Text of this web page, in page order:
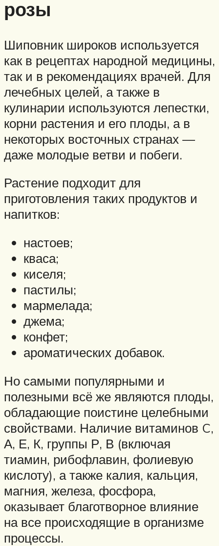
розы
Шиповник широков используется
как в рецептах народной медицины,
так и в рекомендациях врачей. Для
лечебных целей, а также в
кулинарии используются лепестки,
корни растения и его плоды, а в
некоторых восточных странах —
даже молодые ветви и побеги.
Растение подходит для
приготовления таких продуктов и
напитков:
настоев;
кваса;
киселя;
пастилы;
мармелада;
джема;
конфет;
ароматических добавок.
Но самыми популярными и
полезными всё же являются плоды,
обладающие поистине целебными
свойствами. Наличие витаминов C,
А, Е, К, группы Р, В (включая
тиамин, рибофлавин, фолиевую
кислоту), а также калия, кальция,
магния, железа, фосфора,
оказывает благотворное влияние
на все происходящие в организме
процессы.